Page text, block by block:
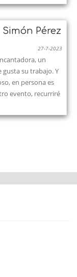
Pérez
27-7-2023
un
su trabajo. Y
en persona es
evento, recurriré